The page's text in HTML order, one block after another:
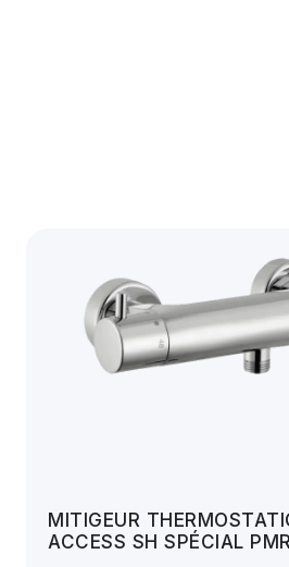
MITIGEUR
ACCESS SH SPÉCIAL